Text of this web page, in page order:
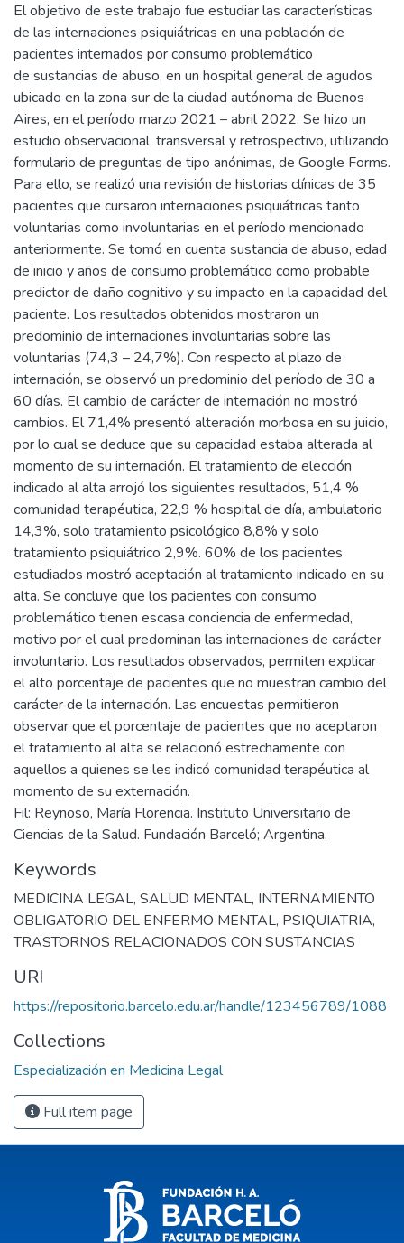
El objetivo de este trabajo fue estudiar las características
de las internaciones psiquiátricas en una población de
pacientes internados por consumo problemático
de sustancias de abuso, en un hospital general de agudos
ubicado en la zona sur de la ciudad autónoma de Buenos
Aires, en el período marzo 2021 – abril 2022. Se hizo un
estudio observacional, transversal y retrospectivo, utilizando
formulario de preguntas de tipo anónimas, de Google Forms.
Para ello, se realizó una revisión de historias clínicas de 35
pacientes que cursaron internaciones psiquiátricas tanto
voluntarias como involuntarias en el período mencionado
anteriormente. Se tomó en cuenta sustancia de abuso, edad
de inicio y años de consumo problemático como probable
predictor de daño cognitivo y su impacto en la capacidad del
paciente. Los resultados obtenidos mostraron un
predominio de internaciones involuntarias sobre las
voluntarias (74,3 – 24,7%). Con respecto al plazo de
internación, se observó un predominio del período de 30 a
60 días. El cambio de carácter de internación no mostró
cambios. El 71,4% presentó alteración morbosa en su juicio,
por lo cual se deduce que su capacidad estaba alterada al
momento de su internación. El tratamiento de elección
indicado al alta arrojó los siguientes resultados, 51,4 %
comunidad terapéutica, 22,9 % hospital de día, ambulatorio
14,3%, solo tratamiento psicológico 8,8% y solo
tratamiento psiquiátrico 2,9%. 60% de los pacientes
estudiados mostró aceptación al tratamiento indicado en su
alta. Se concluye que los pacientes con consumo
problemático tienen escasa conciencia de enfermedad,
motivo por el cual predominan las internaciones de carácter
involuntario. Los resultados observados, permiten explicar
el alto porcentaje de pacientes que no muestran cambio del
carácter de la internación. Las encuestas permitieron
observar que el porcentaje de pacientes que no aceptaron
el tratamiento al alta se relacionó estrechamente con
aquellos a quienes se les indicó comunidad terapéutica al
momento de su externación.
Fil: Reynoso, María Florencia. Instituto Universitario de
Ciencias de la Salud. Fundación Barceló; Argentina.
Keywords
MEDICINA LEGAL, SALUD MENTAL, INTERNAMIENTO
OBLIGATORIO DEL ENFERMO MENTAL, PSIQUIATRIA,
TRASTORNOS RELACIONADOS CON SUSTANCIAS
URI
https://repositorio.barcelo.edu.ar/handle/123456789/1088
Collections
Especialización en Medicina Legal
Full item page